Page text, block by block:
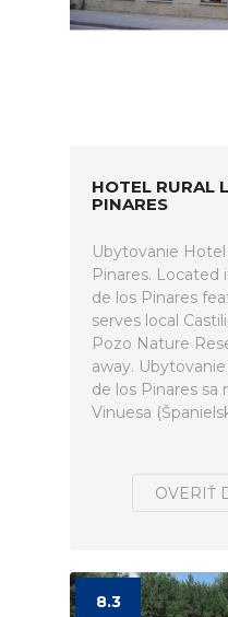
HOTEL RURAL
PINARES
Ubytovanie
Pinares. Located
de los Pinares
serves local
Pozo Nature
away.
de los Pinares sa
Vinuesa
OVERIŤ
8.3